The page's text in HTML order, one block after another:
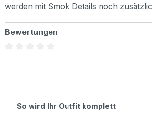
werden mit Smok Details noch
Bewertungen
Produktgalerie überspringen
So wird Ihr Outfit komplett